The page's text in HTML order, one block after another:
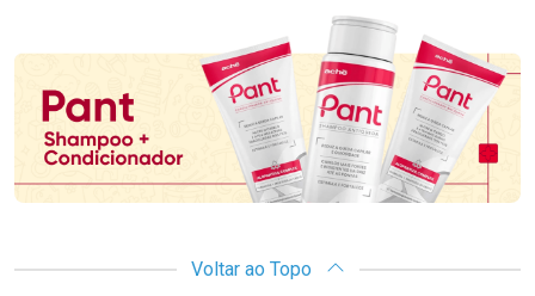
Promoção em Destaque
Voltar ao Topo